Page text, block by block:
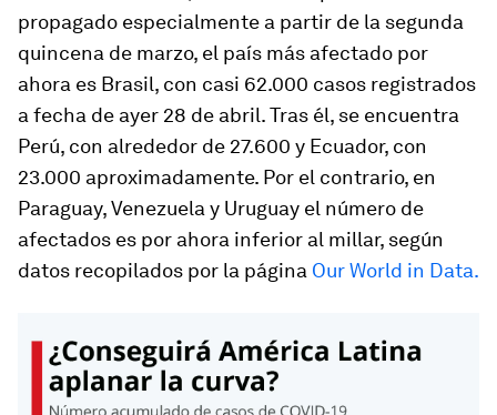
propagado especialmente a partir de la segunda
quincena de marzo, el país más afectado por
ahora es Brasil, con casi 62.000 casos registrados
a fecha de ayer 28 de abril. Tras él, se encuentra
Perú, con alrededor de 27.600 y Ecuador, con
23.000 aproximadamente. Por el contrario, en
Paraguay, Venezuela y Uruguay el número de
afectados es por ahora inferior al millar, según
datos recopilados por la página Our World in Data.